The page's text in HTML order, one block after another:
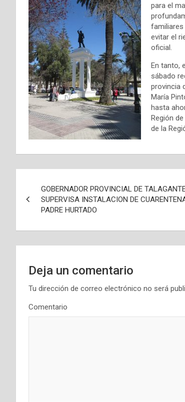
para el
familiares
evitar el
oficial.
En tanto,
sábado
provincia
María
hasta
Región
de la
e
GOBERNADOR PROVINCIAL DE
SUPERVISA INSTALACION DE
PADRE HURTADO
Deja un comentario
Tu dirección de correo electrónico no será
Comentario